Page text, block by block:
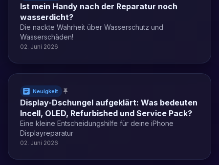
Ist mein Handy nach der Reparatur noch
wasserdicht?
Die nackte Wahrheit über Wasserschutz und
Wasserschäden!
02. Juni 2026
Neuigkeit
Display-Dschungel aufgeklärt: Was bedeuten
Incell, OLED, Refurbished und Service Pack?
Eine kleine Entscheidungshilfe für deine iPhone
Displayreparatur
02. Juni 2026